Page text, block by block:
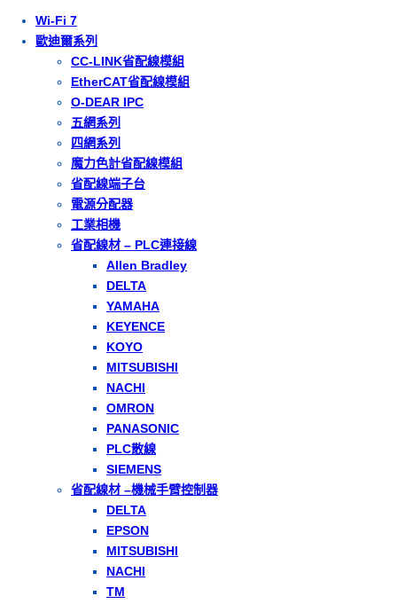
Wi-Fi 7
歐迪爾系列
CC-LINK省配線模組
EtherCAT省配線模組
O-DEAR IPC
五網系列
四網系列
魔力色計省配線模組
省配線端子台
電源分配器
工業相機
省配線材 – PLC連接線
Allen Bradley
DELTA
YAMAHA
KEYENCE
KOYO
MITSUBISHI
NACHI
OMRON
PANASONIC
PLC散線
SIEMENS
省配線材 –機械手臂控制器
DELTA
EPSON
MITSUBISHI
NACHI
TM